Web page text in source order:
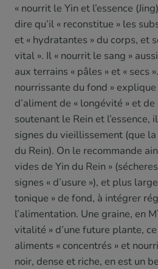
« nourrit le Yin et l’essence
dire qu’il « reconstitue » les
et « hydratantes » du corps, et
vital ». Il « nourrit le sang »
aux terrains « pâles » et « secs
nourrissante du fond »
d’aliment de « longévité » et de
soutenant le Rein et l’essence,
signes du vieillissement (que
du Rein). On le recommande
vides de Yin du Rein »
signes « d’usure »), et plus
tonique » de fond, à intégrer
l’alimentation. Une graine, en
vitalité » d’une future plante,
aliments « concentrés » et
noir, dense et riche, en est un